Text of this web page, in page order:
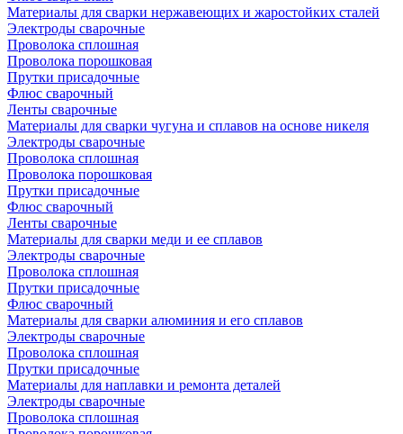
Материалы для сварки нержавеющих и жаростойких сталей
Электроды сварочные
Проволока сплошная
Проволока порошковая
Прутки присадочные
Флюс сварочный
Ленты сварочные
Материалы для сварки чугуна и сплавов на основе никеля
Электроды сварочные
Проволока сплошная
Проволока порошковая
Прутки присадочные
Флюс сварочный
Ленты сварочные
Материалы для сварки меди и ее сплавов
Электроды сварочные
Проволока сплошная
Прутки присадочные
Флюс сварочный
Материалы для сварки алюминия и его сплавов
Электроды сварочные
Проволока сплошная
Прутки присадочные
Материалы для наплавки и ремонта деталей
Электроды сварочные
Проволока сплошная